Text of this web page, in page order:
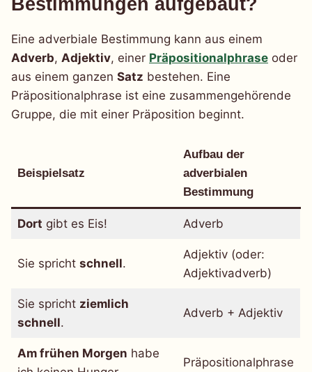
Eine adverbiale Bestimmung kann aus einem
Adverb, Adjektiv, einer Präpositionalphrase oder
aus einem ganzen Satz bestehen. Eine
Präpositionalphrase ist eine zusammengehörende
Gruppe, die mit einer Präposition beginnt.
Beispielsatz
Aufbau der
adverbialen
Bestimmung
Dort gibt es Eis! Adverb
Sie sprichtschnell.
Adjektiv (oder:
Adjektivadverb)
Sie spricht ziemlich
schnell.
Adverb + Adjektiv
Am frühen Morgen habe
Präpositionalphrase